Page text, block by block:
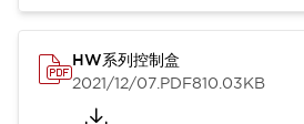
HW系列控制盒
2021/12/07.PDF810.03KB